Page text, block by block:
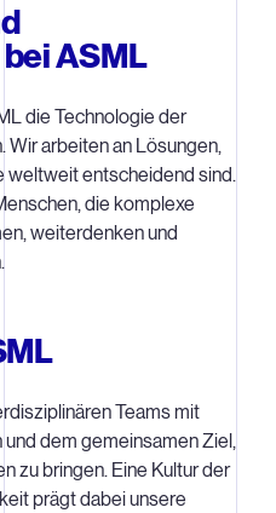
ASML
die Technologie der
Wir arbeiten an Lösungen,
weltweit entscheidend sind.
die komplexe
weiterdenken und
Teams mit
dem gemeinsamen Ziel,
zu bringen. Eine Kultur der
prägt dabei unsere